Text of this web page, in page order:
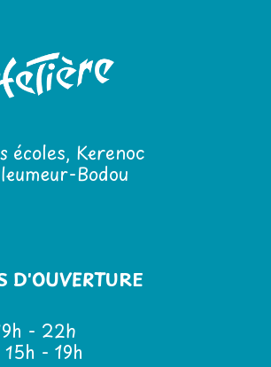
écoles, Kerenoc
Bodou
D'OUVERTURE
- 22h
- 19h